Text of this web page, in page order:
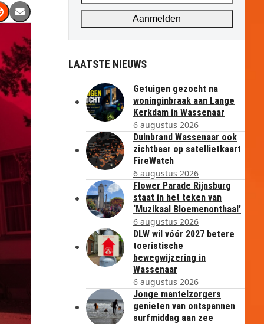
address
Aanmelden
LAATSTE NIEUWS
Getuigen gezocht na
woninginbraak aan Lange
Kerkdam in Wassenaar
6 augustus 2026
Duinbrand Wassenaar ook
zichtbaar op satellietkaart
FireWatch
6 augustus 2026
Flower Parade Rijnsburg
staat in het teken van
‘Muzikaal Bloemenonthaal’
6 augustus 2026
DLW wil vóór 2027 betere
toeristische
bewegwijzering in
Wassenaar
6 augustus 2026
Jonge mantelzorgers
genieten van ontspannen
surfmiddag aan zee